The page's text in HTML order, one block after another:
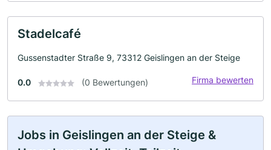
Stadelcafé
Gussenstadter Straße 9, 73312 Geislingen an der Steige
0.0 (0 Bewertungen) Firma bewerten
Jobs in Geislingen an der Steige &